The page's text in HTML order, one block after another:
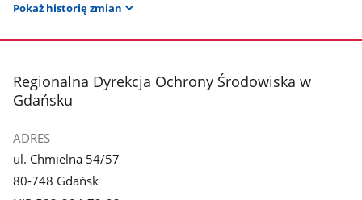
Pokaż historię zmian
stopka
Regionalna Dyrekcja Ochrony Środowiska w
Gdańsku
ADRES
ul. Chmielna 54/57
80-748 Gdańsk